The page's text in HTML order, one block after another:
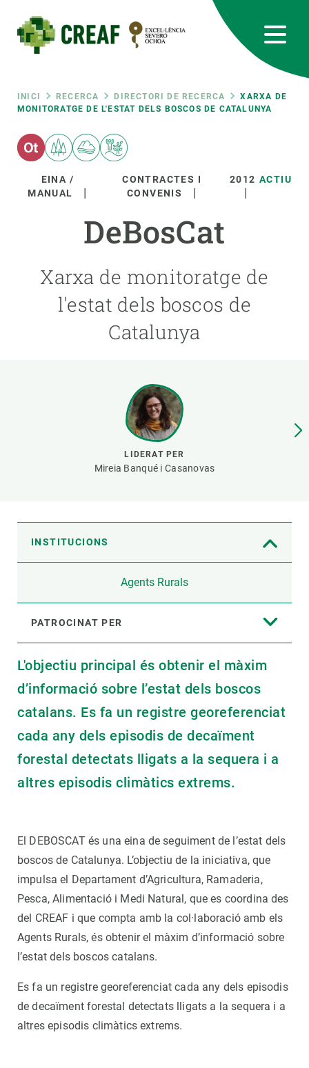
contingut
Fil
d'ariadna
INICI RECERCA DIRECTORI DE RECERCA
XARXA DE
MONITORATGE DE L'ESTAT DELS BOSCOS DE CATALUNYA
EINA /
MANUAL
CONTRACTES I
CONVENIS
2012 ACTIU
DeBosCat
Xarxa de monitoratge de
l'estat dels boscos de
Catalunya
LIDERAT PER
Mireia Banqué i Casanovas
INSTITUCIONS
Agents Rurals
PATROCINAT PER
L'objectiu principal és obtenir el màxim
d’informació sobre l’estat dels boscos
catalans. Es fa un registre georeferenciat
cada any dels episodis de decaïment
forestal detectats lligats a la sequera i a
altres episodis climàtics extrems.
El DEBOSCAT és una eina de seguiment de l’estat dels
boscos de Catalunya. L’objectiu de la iniciativa, que
impulsa el Departament d’Agricultura, Ramaderia,
Pesca, Alimentació i Medi Natural, que es coordina des
del CREAF i que compta amb la col·laboració amb els
Agents Rurals, és obtenir el màxim d’informació sobre
l’estat dels boscos catalans.
Es fa un registre georeferenciat cada any dels episodis
de decaïment forestal detectats lligats a la sequera i a
altres episodis climàtics extrems.
RRSS
Featured
responsive
INTRANET
Responsive
menu
CIÈNCIA EN ACCIÓ
UNEIX-TE A NOSALTRES